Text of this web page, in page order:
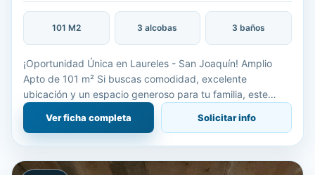
101 M2 3 alcobas 3 baños
¡Oportunidad Única en Laureles - San Joaquín! Amplio
Apto de 101 m² Si buscas comodidad, excelente
ubicación y un espacio generoso para tu familia, este
apartamento en el tradicional y cotizado sector de San
Joaquín (Com
Ver ficha completa Solicitar info